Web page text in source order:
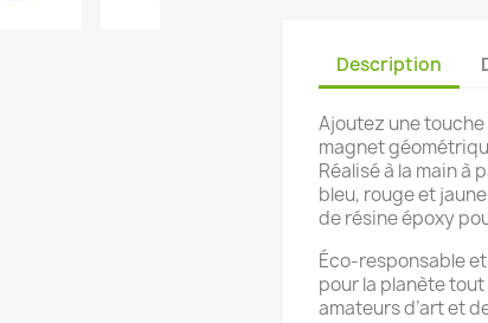
Description
Ajoutez une
magnet
Réalisé à la main à
bleu, rouge et
de résine époxy
Éco-responsable
pour la planète
amateurs d’art et